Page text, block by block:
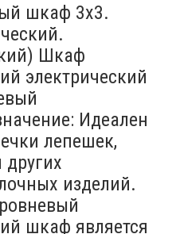
шкаф 3х3.
Шкаф
электрический
Идеален
лепешек,
других
изделий.
шкаф является